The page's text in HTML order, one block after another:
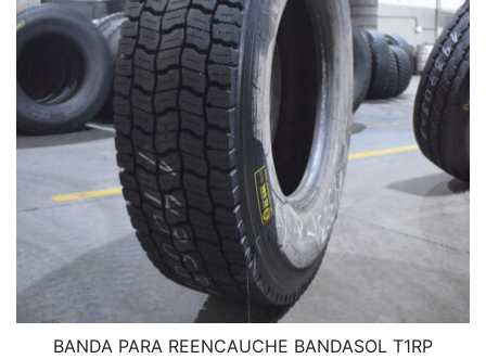
BANDA PARA REENCAUCHE BANDASOL T1RP